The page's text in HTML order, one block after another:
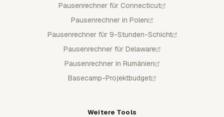
Pausenrechner für Connecticut
Pausenrechner in Polen
Pausenrechner für 9-Stunden-Schicht
Pausenrechner für Delaware
Pausenrechner in Rumänien
Basecamp-Projektbudget
Weitere Tools